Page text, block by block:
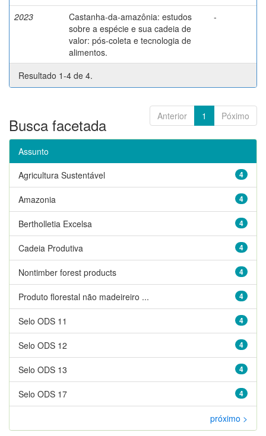
2023
Castanha-da-amazônia: estudos
sobre a espécie e sua cadeia de
valor: pós-coleta e tecnologia de
alimentos.
-
Resultado 1-4 de 4.
Anterior 1 Póximo
Busca facetada
Assunto
4
Agricultura Sustentável
4
Amazonia
4
Bertholletia Excelsa
4
Cadeia Produtiva
4
Nontimber forest products
4
Produto florestal não madeireiro ...
4
Selo ODS 11
4
Selo ODS 12
4
Selo ODS 13
4
Selo ODS 17
próximo >